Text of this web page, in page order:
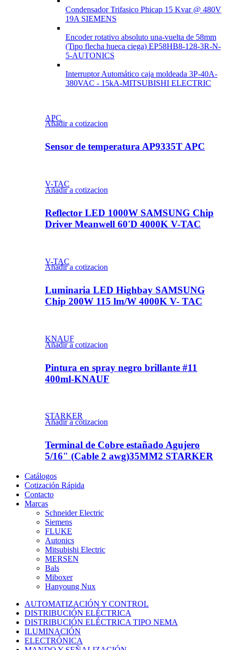
Condensador Trifasico Phicap 15 Kvar @ 480V
19A SIEMENS
Encoder rotativo absoluto una-vuelta de 58mm
(Tipo flecha hueca ciega) EP58HB8-128-3R-N-
5-AUTONICS
Interruptor Automático caja moldeada 3P-40A-
380VAC - 15kA-MITSUBISHI ELECTRIC
APC
Añadir a cotizacion
Sensor de temperatura AP9335T APC
V-TAC
Añadir a cotizacion
Reflector LED 1000W SAMSUNG Chip
Driver Meanwell 60'D 4000K V-TAC
V-TAC
Añadir a cotizacion
Luminaria LED Highbay SAMSUNG
Chip 200W 115 lm/W 4000K V- TAC
KNAUF
Añadir a cotizacion
Pintura en spray negro brillante #11
400ml-KNAUF
STARKER
Añadir a cotizacion
Terminal de Cobre estañado Agujero
5/16" (Cable 2 awg)35MM2 STARKER
Catálogos
Cotización Rápida
Contacto
Marcas
Schneider Electric
Siemens
FLUKE
Autonics
Mitsubishi Electric
MERSEN
Bals
Miboxer
Hanyoung Nux
AUTOMATIZACIÓN Y CONTROL
DISTRIBUCIÓN ELÉCTRICA
DISTRIBUCIÓN ELÉCTRICA TIPO NEMA
ILUMINACIÓN
ELECTRÓNICA